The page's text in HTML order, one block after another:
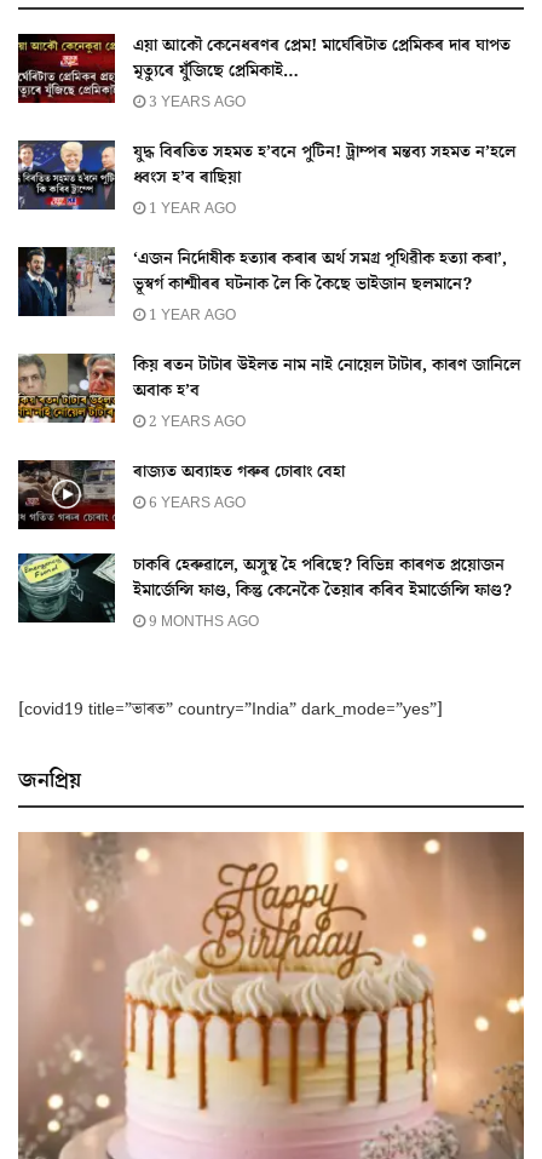
এয়া আকৌ কেনেধৰণৰ প্ৰেম! মাৰ্ঘেৰিটাত প্ৰেমিকৰ দাৰ ঘাপত
মৃত্যুৰে যুঁজিছে প্ৰেমিকাই…
3 YEARS AGO
যুদ্ধ বিৰতিত সহমত হ’বনে পুটিন! ট্ৰাম্পৰ মন্তব্য সহমত ন’হলে
ধ্বংস হ’ব ৰাছিয়া
1 YEAR AGO
‘এজন নিৰ্দোষীক হত্যাৰ কৰাৰ অৰ্থ সমগ্ৰ পৃথিৱীক হত্যা কৰা’,
ভূস্বৰ্গ কাশ্মীৰৰ ঘটনাক লৈ কি কৈছে ভাইজান ছলমানে?
1 YEAR AGO
কিয় ৰতন টাটাৰ উইলত নাম নাই নোয়েল টাটাৰ, কাৰণ জানিলে
অবাক হ’ব
2 YEARS AGO
ৰাজ্যত অব্যাহত গৰুৰ চোৰাং বেহা
6 YEARS AGO
চাকৰি হেৰুৱালে, অসুস্থ হৈ পৰিছে? বিভিন্ন কাৰণত প্ৰয়োজন
ইমাৰ্জেন্সি ফাণ্ড, কিন্তু কেনেকৈ তৈয়াৰ কৰিব ইমাৰ্জেন্সি ফাণ্ড?
9 MONTHS AGO
[covid19 title=”ভাৰত” country=”India” dark_mode=”yes”]
জনপ্ৰিয়